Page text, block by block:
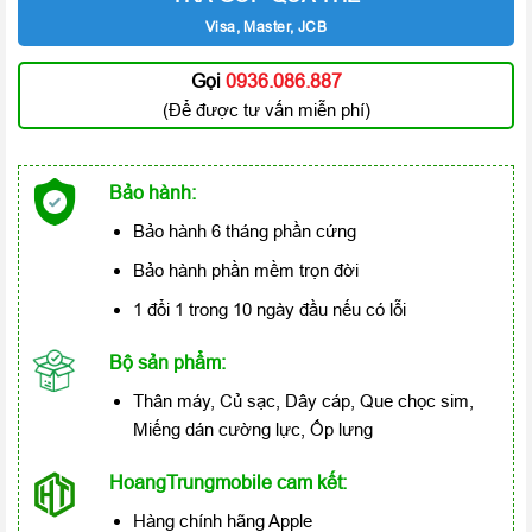
Visa, Master, JCB
Gọi 0936.086.887
(Để được tư vấn miễn phí)
Bảo hành:
Bảo hành 6 tháng phần cứng
Bảo hành phần mềm trọn đời
1 đổi 1 trong 10 ngày đầu nếu có lỗi
Bộ sản phẩm:
Thân máy, Củ sạc, Dây cáp, Que chọc sim,
Miếng dán cường lực, Ốp lưng
HoangTrungmobile cam kết:
Hàng chính hãng Apple